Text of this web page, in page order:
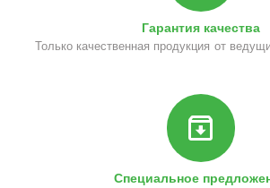
Гарантия качества
Только качественная продукция от
Специальное